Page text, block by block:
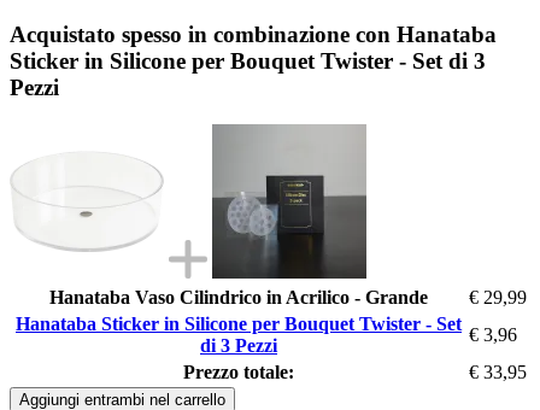
Acquistato spesso in combinazione con Hanataba
Sticker in Silicone per Bouquet Twister - Set di 3
Pezzi
Hanataba Vaso Cilindrico in Acrilico - Grande
€ 29,99
Hanataba Sticker in Silicone per Bouquet Twister - Set
di 3 Pezzi
€ 3,96
Prezzo totale:
€ 33,95
Aggiungi entrambi nel carrello